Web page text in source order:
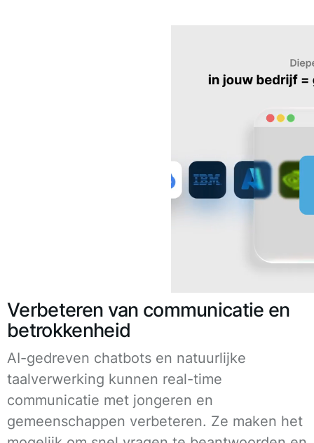
Verbeteren van communicatie en
betrokkenheid
AI-gedreven chatbots en natuurlijke
taalverwerking kunnen real-time
communicatie met jongeren en
gemeenschappen verbeteren. Ze maken het